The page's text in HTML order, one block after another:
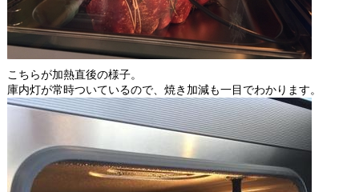
こちらが加熱直後の様子。
庫内灯が常時ついているので、焼き加減も一目でわかります。